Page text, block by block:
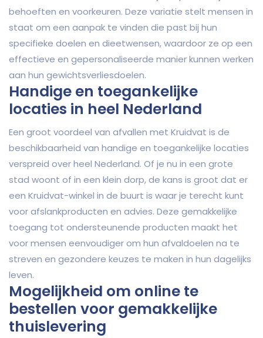
behoeften en voorkeuren. Deze variatie stelt mensen in
staat om een aanpak te vinden die past bij hun
specifieke doelen en dieetwensen, waardoor ze op een
effectieve en gepersonaliseerde manier kunnen werken
aan hun gewichtsverliesdoelen.
Handige en toegankelijke
locaties in heel Nederland
Een groot voordeel van afvallen met Kruidvat is de
beschikbaarheid van handige en toegankelijke locaties
verspreid over heel Nederland. Of je nu in een grote
stad woont of in een klein dorp, de kans is groot dat er
een Kruidvat-winkel in de buurt is waar je terecht kunt
voor afslankproducten en advies. Deze gemakkelijke
toegang tot ondersteunende producten maakt het
voor mensen eenvoudiger om hun afvaldoelen na te
streven en gezondere keuzes te maken in hun dagelijks
leven.
Mogelijkheid om online te
bestellen voor gemakkelijke
thuislevering